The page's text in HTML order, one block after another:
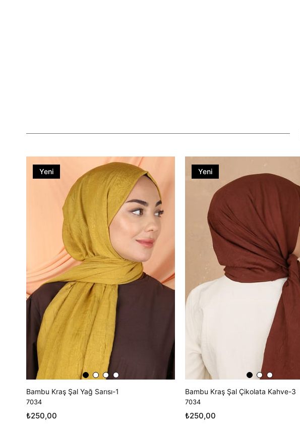
Bambu Kraş Şal Yağ Sarısı-1
7034
₺250,00
Yeni
Bambu Kraş Şal Çikolata Kahve-3
7034
₺250,00
Yeni